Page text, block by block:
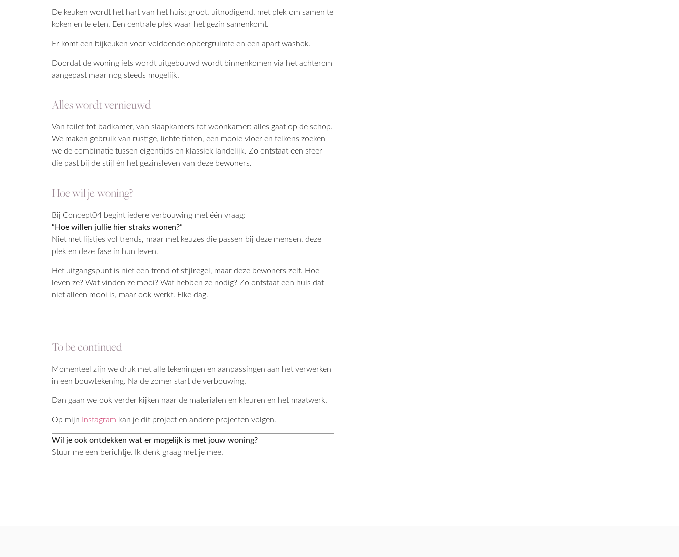
De keuken wordt het hart van het huis: groot, uitnodigend, met plek om samen te
koken en te eten. Een centrale plek waar het gezin samenkomt.
Er komt een bijkeuken voor voldoende opbergruimte en een apart washok.
Doordat de woning iets wordt uitgebouwd wordt binnenkomen via het achterom
aangepast maar nog steeds mogelijk.
Alles wordt vernieuwd
Van toilet tot badkamer, van slaapkamers tot woonkamer: alles gaat op de schop.
We maken gebruik van rustige, lichte tinten, een mooie vloer en telkens zoeken
we de combinatie tussen eigentijds en klassiek landelijk. Zo ontstaat een sfeer
die past bij de stijl én het gezinsleven van deze bewoners.
Hoe wil je woning?
Bij Concept04 begint iedere verbouwing met één vraag:
“Hoe willen jullie hier straks wonen?”
Niet met lijstjes vol trends, maar met keuzes die passen bij deze mensen, deze
plek en deze fase in hun leven.
Het uitgangspunt is niet een trend of stijlregel, maar deze bewoners zelf. Hoe
leven ze? Wat vinden ze mooi? Wat hebben ze nodig? Zo ontstaat een huis dat
niet alleen mooi is, maar ook werkt. Elke dag.
To be continued
Momenteel zijn we druk met alle tekeningen en aanpassingen aan het verwerken
in een bouwtekening. Na de zomer start de verbouwing.
Dan gaan we ook verder kijken naar de materialen en kleuren en het maatwerk.
Op mijn Instagram kan je dit project en andere projecten volgen.
Wil je ook ontdekken wat er mogelijk is met jouw woning?
Stuur me een berichtje. Ik denk graag met je mee.